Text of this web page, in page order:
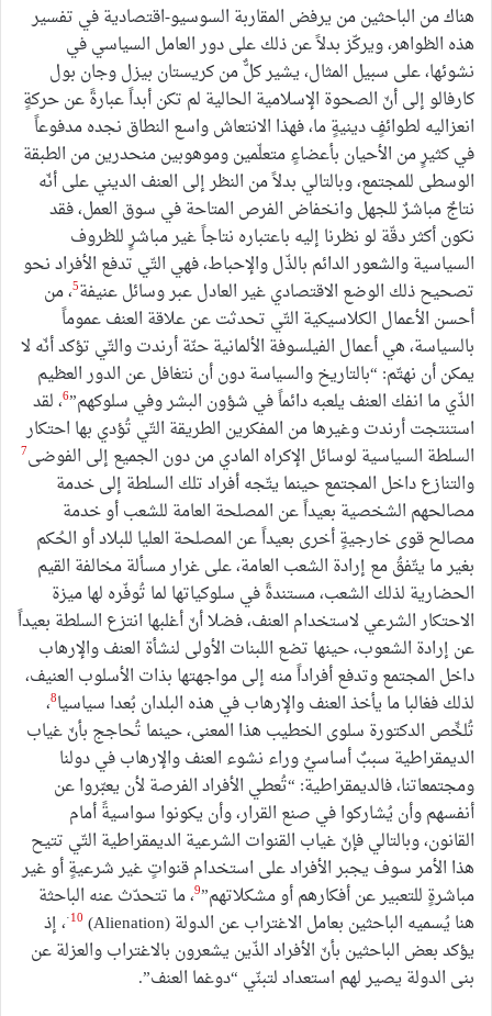
هناك من الباحثين من يرفض المقاربة السوسيو-اقتصادية في تفسير
هذه الظواهر، ويركّز بدلاً عن ذلك على دور العامل السياسي في
نشوئها، على سبيل المثال، يشير كلٌّ من كريستان بيزل وجان بول
كارفالو إلى أنّ الصحوة الإسلامية الحالية لم تكن أبداً عبارةً عن حركةٍ
انعزاليه لطوائفٍ دينيةٍ ما، فهذا الانتعاش واسع النطاق نجده مدفوعاً
في كثيرٍ من الأحيان بأعضاءٍ متعلّمين وموهوبين منحدرين من الطبقة
الوسطى للمجتمع، وبالتالي بدلاً من النظر إلى العنف الديني على أنّه
نتاجٌ مباشرٌ للجهل وانخفاض الفرص المتاحة في سوق العمل، فقد
نكون أكثر دقّة لو نظرنا إليه باعتباره نتاجاً غير مباشرٍ للظروف
السياسية والشعور الدائم بالذّل والإحباط، فهي التّي تدفع الأفراد نحو
تصحيح ذلك الوضع الاقتصادي غير العادل عبر وسائل عنيفة5، من
أحسن الأعمال الكلاسيكية التّي تحدثت عن علاقة العنف عموماً
بالسياسة، هي أعمال الفيلسوفة الألمانية حنّة أرندت والتّي تؤكد أنّه لا
يمكن أن نهتّم: “بالتاريخ والسياسة دون أن نتغافل عن الدور العظيم
الذّي ما انفك العنف يلعبه دائماً في شؤون البشر وفي سلوكهم”6، لقد
استنتجت أرندت وغيرها من المفكرين الطريقة التّي تُؤدي بها احتكار
السلطة السياسية لوسائل الإكراه المادي من دون الجميع إلى الفوضى7
والتنازع داخل المجتمع حينما يتّجه أفراد تلك السلطة إلى خدمة
مصالحهم الشخصية بعيداً عن المصلحة العامة للشعب أو خدمة
مصالح قوى خارجيةٍ أخرى بعيداً عن المصلحة العليا للبلاد أو الحُكم
بغير ما يتّفقُ مع إرادة الشعب العامة، على غرار مسألة مخالفة القيم
الحضارية لذلك الشعب، مستندةً في سلوكياتها لما تُوفّره لها ميزة
الاحتكار الشرعي لاستخدام العنف، فضلا أنّ أغلبها انتزع السلطة بعيداً
عن إرادة الشعوب، حينها تضع اللبنات الأولى لنشأة العنف والإرهاب
داخل المجتمع وتدفع أفراداً منه إلى مواجهتها بذات الأسلوب العنيف،
لذلك فغالبا ما يأخذ العنف والإرهاب في هذه البلدان بُعدا سياسيا8،
تُلخِّص الدكتورة سلوى الخطيب هذا المعنى، حينما تُحاجج بأنّ غياب
الديمقراطية سببٌ أساسيٌ وراء نشوء العنف والإرهاب في دولنا
ومجتمعاتنا، فالديمقراطية: “تُعطي الأفراد الفرصة لأن يعبّروا عن
أنفسهم وأن يُشاركوا في صنع القرار، وأن يكونوا سواسيةً أمام
القانون، وبالتالي فإنّ غياب القنوات الشرعية الديمقراطية التّي تتيح
هذا الأمر سوف يجبر الأفراد على استخدام قنواتٍ غير شرعيةٍ أو غير
مباشرةٍ للتعبير عن أفكارهم أو مشكلاتهم”9، ما تتحدّث عنه الباحثة
هنا يُسميه الباحثين بعامل الاغتراب عن الدولة (Alienation)
10
·، إذ
يؤكد بعض الباحثين بأنّ الأفراد الذّين يشعرون بالاغتراب والعزلة عن
بنى الدولة يصير لهم استعداد لتبنّي “دوغما العنف”.